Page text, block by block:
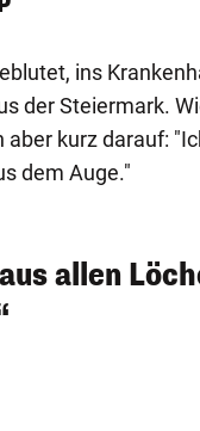
ins
der Steiermark.
kurz darauf:
dem Auge."
allen